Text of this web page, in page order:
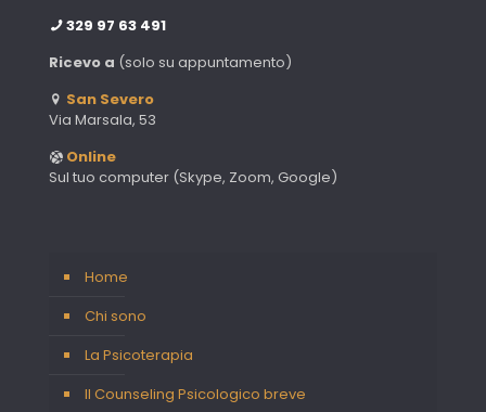
329 97 63 491
Ricevo a (solo su appuntamento)
San Severo
Via Marsala, 53
Online
Sul tuo computer (Skype, Zoom, Google)
Home
Chi sono
La Psicoterapia
Il Counseling Psicologico breve